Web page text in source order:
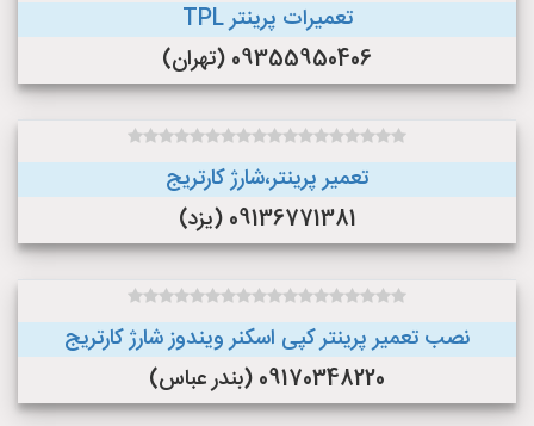
تعمیرات پرینتر TPL
09355950406 (تهران)
تعمیر پرینتر،شارژ کارتریج
09136771381 (یزد)
نصب تعمیر پرینتر کپی اسکنر ویندوز شارژ کارتریج
09170348220 (بندر عباس)